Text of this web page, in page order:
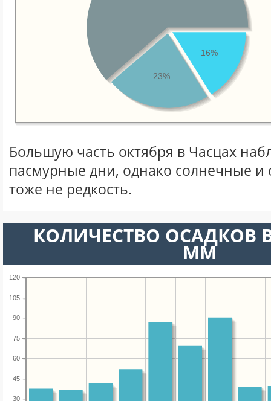
16%
23%
Большую часть октября в Часцах
пасмурные дни, однако солнечные
тоже не редкость.
КОЛИЧЕСТВО ОСАДКОВ
ММ
30
45
60
75
90
105
120